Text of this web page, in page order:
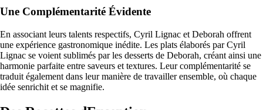
Une Complémentarité Évidente
En associant leurs talents respectifs, Cyril Lignac et Deborah offrent
une expérience gastronomique inédite. Les plats élaborés par Cyril
Lignac se voient sublimés par les desserts de Deborah, créant ainsi une
harmonie parfaite entre saveurs et textures. Leur complémentarité se
traduit également dans leur manière de travailler ensemble, où chaque
idée senrichit et se magnifie.